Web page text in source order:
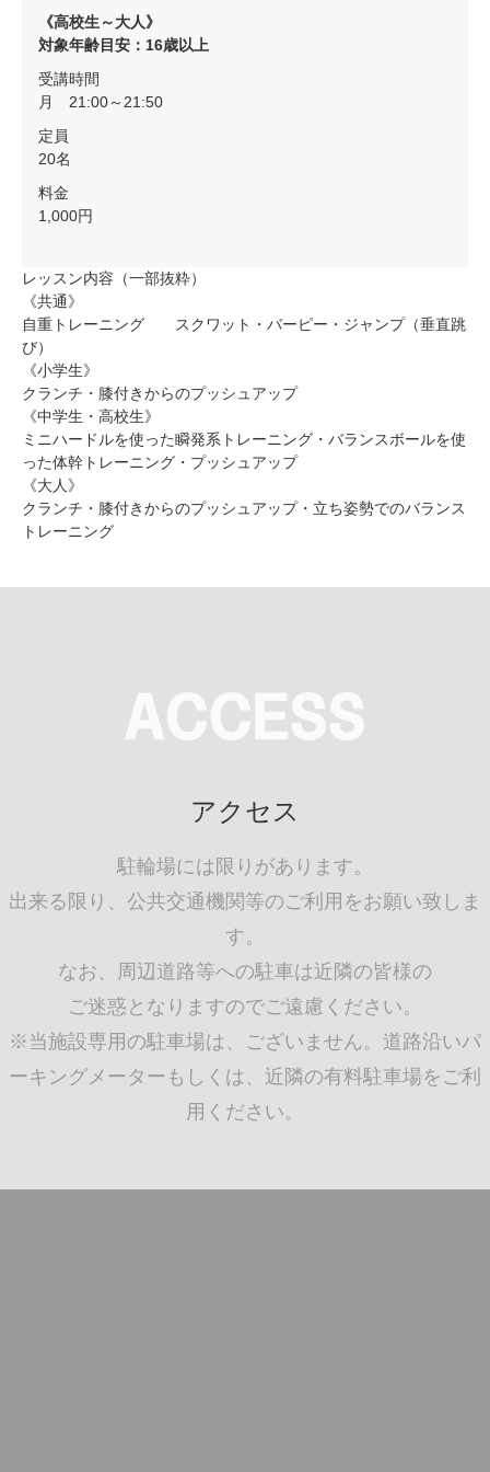
《高校生～大人》
対象年齢目安：16歳以上
受講時間
月 21:00～21:50
定員
20名
料金
1,000円
レッスン内容（一部抜粋）
《共通》
自重トレーニング スクワット・バーピー・ジャンプ（垂直跳
び）
《小学生》
クランチ・膝付きからのプッシュアップ
《中学生・高校生》
ミニハードルを使った瞬発系トレーニング・バランスボールを使
った体幹トレーニング・プッシュアップ
《大人》
クランチ・膝付きからのプッシュアップ・立ち姿勢でのバランス
トレーニング
アクセス
駐輪場には限りがあります。
出来る限り、公共交通機関等のご利用をお願い致しま
す。
なお、周辺道路等への駐車は近隣の皆様の
ご迷惑となりますのでご遠慮ください。
※当施設専用の駐車場は、ございません。道路沿いパ
ーキングメーターもしくは、近隣の有料駐車場をご利
用ください。